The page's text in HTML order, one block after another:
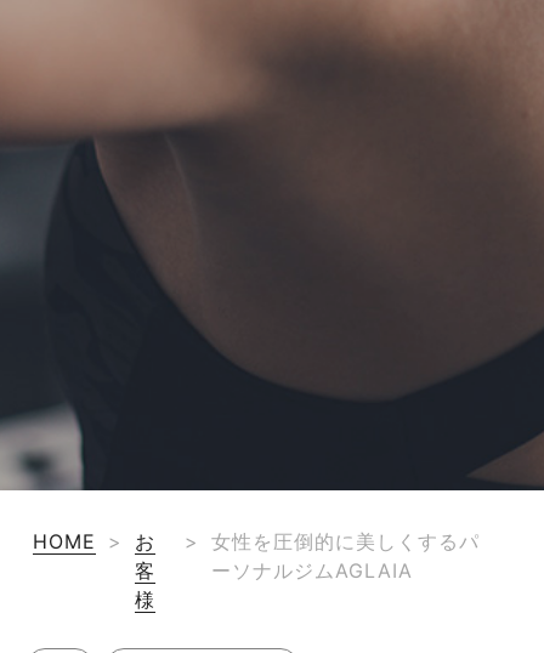
HOME >
お
客
様
>
女性を圧倒的に美しくするパ
ーソナルジムAGLAIA